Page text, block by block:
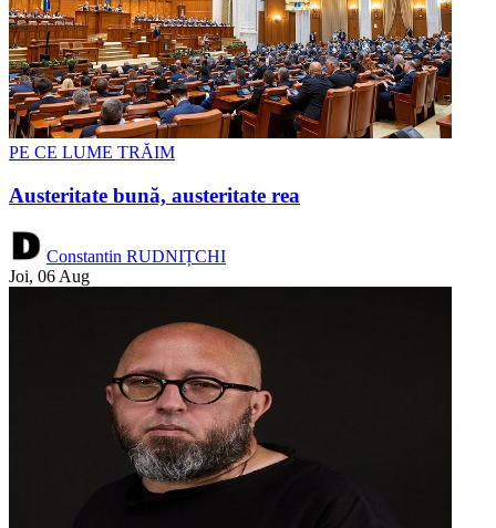
PE CE LUME TRĂIM
Austeritate bună, austeritate rea
Constantin RUDNIȚCHI
Joi, 06 Aug